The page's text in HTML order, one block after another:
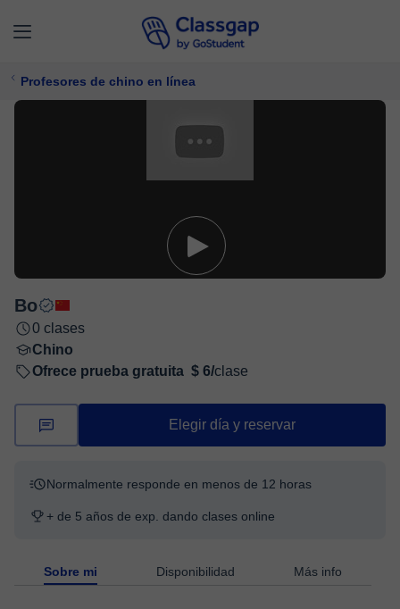
Profesores de chino en línea
Bo
0 clases
Chino
Ofrece prueba gratuita $ 6/clase
Elegir día y reservar
Normalmente responde en menos de 12 horas
+ de 5 años de exp. dando clases online
Sobre mi Disponibilidad Más info